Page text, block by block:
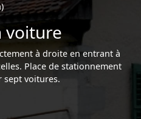
voiture
à droite en entrant à
Place de stationnement
sept voitures.